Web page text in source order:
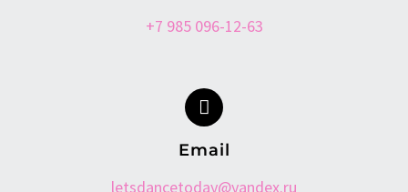
+7 985 096-12-63
Email
letsdancetoday@yandex.ru